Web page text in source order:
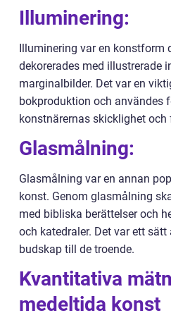
Illuminering:
Illuminering var en konstform
dekorerades med illustrerade
marginalbilder. Det var en
bokproduktion och användes
konstnärernas skicklighet och
Glasmålning:
Glasmålning var en annan
konst. Genom glasmålning
med bibliska berättelser och
och katedraler. Det var ett
budskap till de troende.
Kvantitativa
medeltida konst